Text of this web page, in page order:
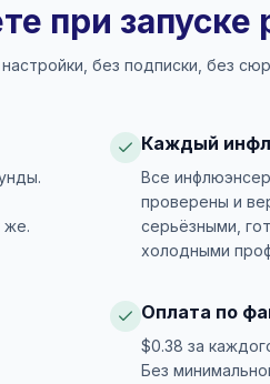
при запуске
без подписки, без
же.
Каждый
Все
проверены и
серьёзными,
холодными
Оплата по
$0.38 за
Без